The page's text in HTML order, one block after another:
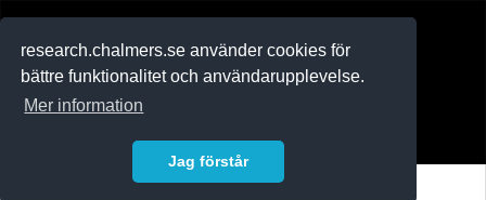
research.chalmers.se använder cookies för
bättre funktionalitet och användarupplevelse.
Mer information
Jag förstår